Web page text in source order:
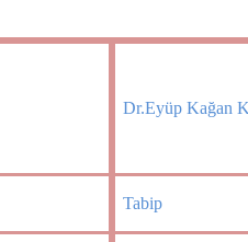
Dr.Eyüp Kağan
Tabip